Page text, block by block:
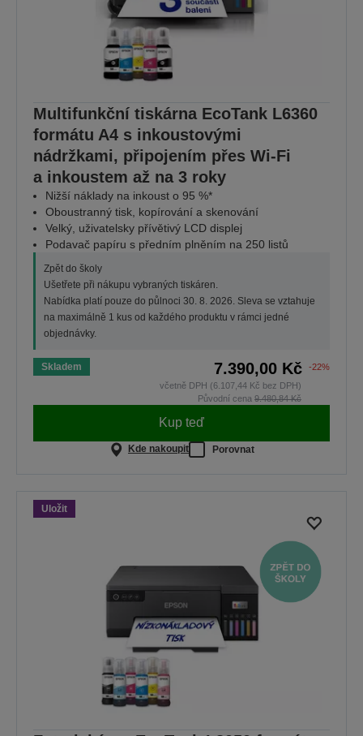
Multifunkční tiskárna EcoTank L6360
formátu A4 s inkoustovými
nádržkami, připojením přes Wi-Fi
a inkoustem až na 3 roky
Nižší náklady na inkoust o 95 %*
Oboustranný tisk, kopírování a skenování
Velký, uživatelsky přívětivý LCD displej
Podavač papíru s předním plněním na 250 listů
Zpět do školy
Ušetřete při nákupu vybraných tiskáren.
Nabídka platí pouze do půlnoci 30. 8. 2026. Sleva se vztahuje
na maximálně 1 kus od každého produktu v rámci jedné
objednávky.
Skladem 7.390,00 Kč
-22%
včetně DPH (6.107,44 Kč bez DPH)
Původní cena 9.480,84 Kč
Kup teď
Kde nakoupit Porovnat
Uložit